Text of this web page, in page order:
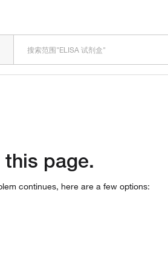
page.
continues, here are a few options: